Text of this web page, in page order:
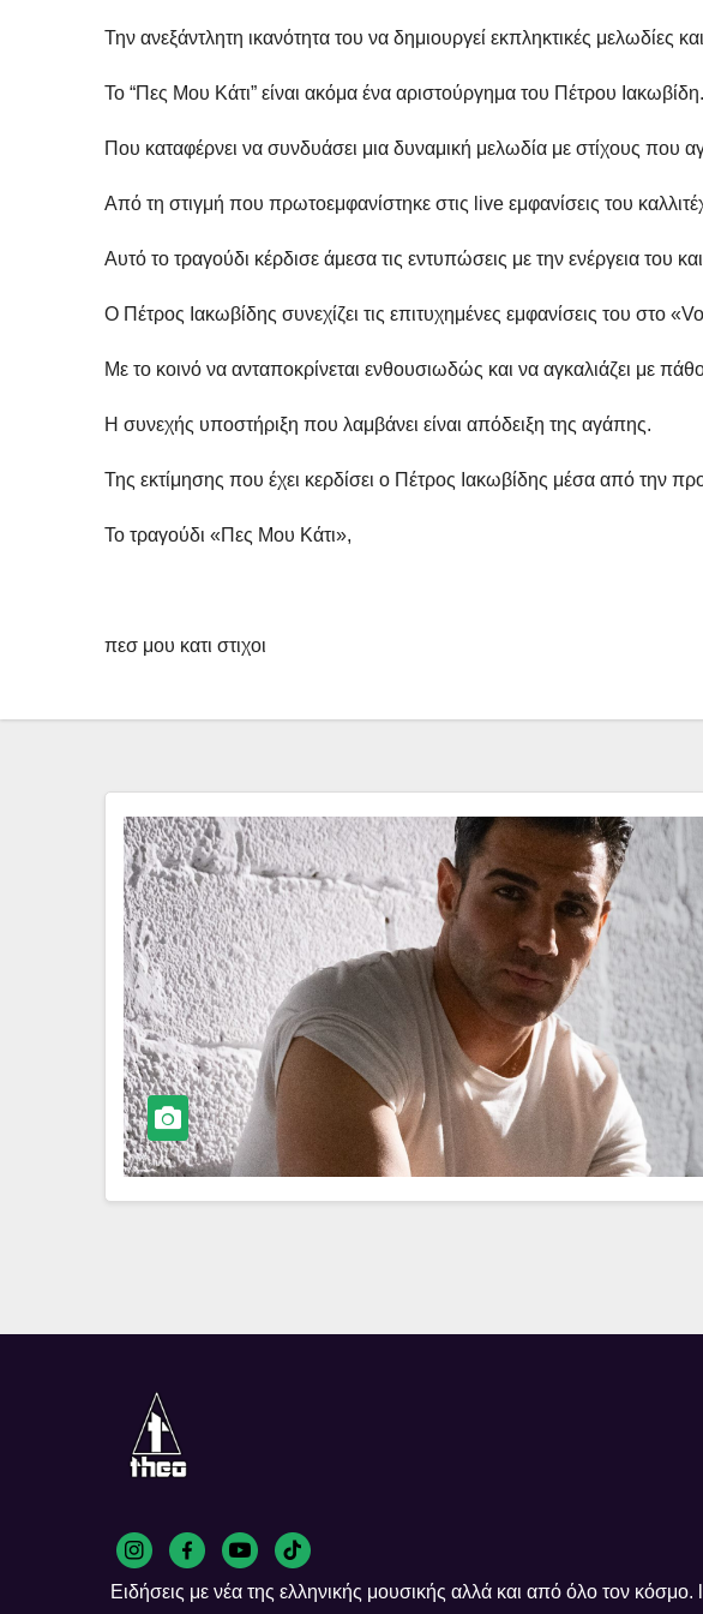
Την ανεξάντλητη ικανότητα του να δημιουργεί εκπληκτικές μελωδίες
Το “Πες Μου Κάτι” είναι ακόμα ένα αριστούργημα του Πέτρου Ιακωβίδη.
Που καταφέρνει να συνδυάσει μια δυναμική μελωδία με στίχους που
Από τη στιγμή που πρωτοεμφανίστηκε στις live εμφανίσεις του
Αυτό το τραγούδι κέρδισε άμεσα τις εντυπώσεις με την ενέργεια του
Ο Πέτρος Ιακωβίδης συνεχίζει τις επιτυχημένες εμφανίσεις του στο
Με το κοινό να ανταποκρίνεται ενθουσιωδώς και να αγκαλιάζει με
Η συνεχής υποστήριξη που λαμβάνει είναι απόδειξη της αγάπης.
Της εκτίμησης που έχει κερδίσει ο Πέτρος Ιακωβίδης μέσα από την
Το τραγούδι «Πες Μου Κάτι»,
πεσ μου κατι στιχοι
Ειδήσεις με νέα της ελληνικής μουσικής αλλά και από όλο τον κόσμο.